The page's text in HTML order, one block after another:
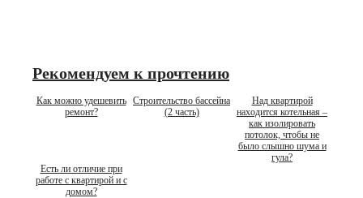
Рекомендуем к прочтению
Как можно удешевить
ремонт?
Строительство бассейна
(2 часть)
Над квартирой
находится котельная –
как изолировать
потолок, чтобы не
было слышно шума и
гула?
Есть ли отличие при
работе с квартирой и с
домом?